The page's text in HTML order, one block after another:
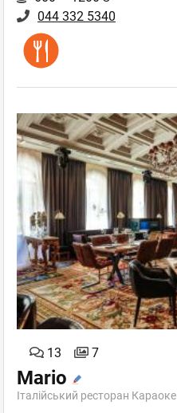
044 332 5340
13 7
Mario
Італійський ресторан Караоке